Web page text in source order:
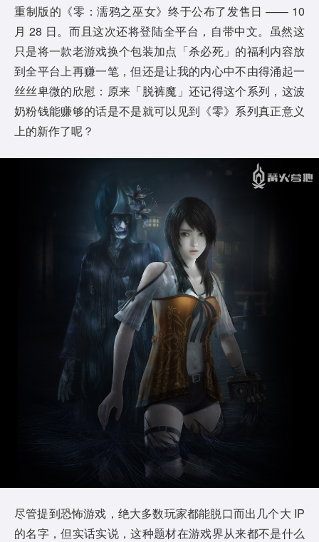
重制版的《零：濡鸦之巫女》终于公布了发售日 —— 10
月 28 日。而且这次还将登陆全平台，自带中文。虽然这
只是将一款老游戏换个包装加点「杀必死」的福利内容放
到全平台上再赚一笔，但还是让我的内心中不由得涌起一
丝丝卑微的欣慰：原来「脱裤魔」还记得这个系列，这波
奶粉钱能赚够的话是不是就可以见到《零》系列真正意义
上的新作了呢？
尽管提到恐怖游戏，绝大多数玩家都能脱口而出几个大 IP
的名字，但实话实说，这种题材在游戏界从来都不是什么